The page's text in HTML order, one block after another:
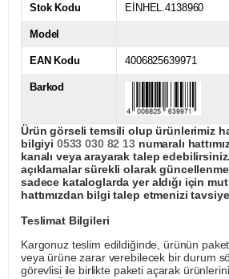
Stok Kodu EİNHEL.4138960
Model
EAN Kodu 4006825639971
Barkod
Ürün görseli temsili olup ürünlerimiz
bilgiyi 0533 030 82 13numaralı
kanalı veya arayarak talep
açıklamalar sürekli olarak
sadece kataloglarda yer aldığı için
hattımızdan bilgi talep etmenizi
Teslimat Bilgileri
Kargonuz teslim edildiğinde, ürünün
veya ürüne zarar verebilecek bir durum
görevlisi ile birlikte paketi açarak